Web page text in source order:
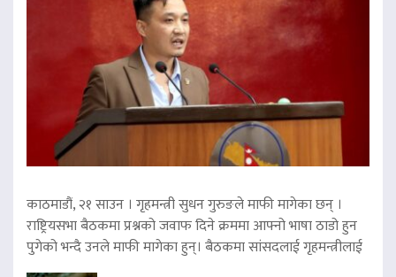
काठमाडौं, २१ साउन । गृहमन्त्री सुधन गुरुङले माफी मागेका छन् ।
राष्ट्रियसभा बैठकमा प्रश्नको जवाफ दिने क्रममा आफ्नो भाषा ठाडो हुन
पुगेको भन्दै उनले माफी मागेका हुन्। बैठकमा सांसदलाई गृहमन्त्रीलाई